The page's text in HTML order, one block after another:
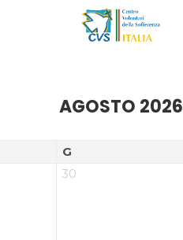
AGOSTO 2026
G
30